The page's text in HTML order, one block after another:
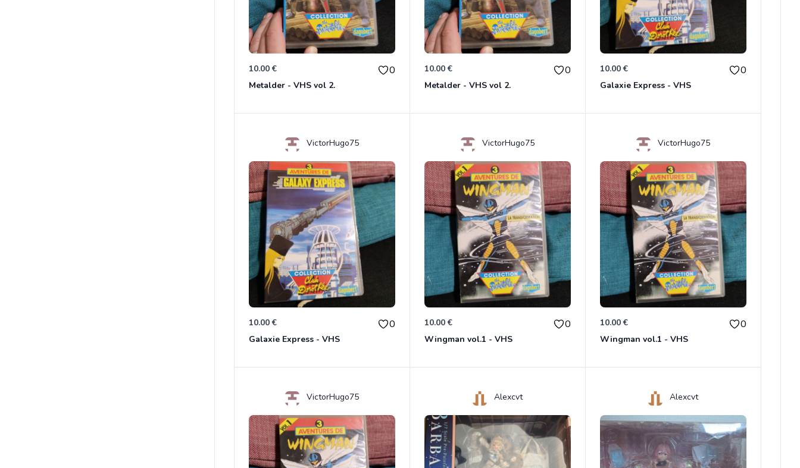
10.00 € 0
Metalder - VHS vol 2.
10.00 € 0
Metalder - VHS vol 2.
10.00 € 0
Galaxie Express - VHS
VictorHugo75
10.00 € 0
Galaxie Express - VHS
VictorHugo75
10.00 € 0
Wingman vol.1 - VHS
VictorHugo75
10.00 € 0
Wingman vol.1 - VHS
VictorHugo75 Alexcvt Alexcvt